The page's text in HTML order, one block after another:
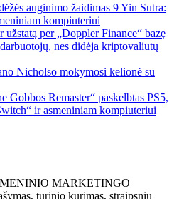
auginimo žaidimas 9 Yin Sutra:
kompiuteriui
užstatą per „Doppler Finance“ bazę
nes didėja kriptovaliutų
Nicholso mokymosi kelionė su
Gobbos Remaster“ paskelbtas PS5,
ir asmeniniam kompiuteriui
MARKETINGO
turinio kūrimas, straipsnių